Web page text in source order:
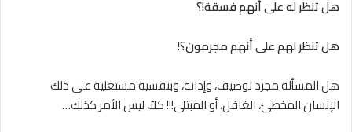
هل تنظر له على أنهم فسقة!؟
هل تنظر لهم على أنهم مجرمون؟!
هل المسألة مجرد توصيف، وإدانة، وبنفسية مستعلية على ذلك
الإنسان المخطئ، الغافل، أو المبتلى!!! كلاّ، ليس الأمر كذلك…